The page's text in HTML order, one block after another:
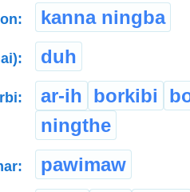
kanna ningba
duh
ar-ih borkibi
ningthe
pawimaw